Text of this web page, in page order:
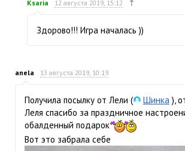
Ksaria 12 августа 2019, 15:12 ↑
Здорово!!! Игра началась ))
anela 13 августа 2019, 10:19
Получила посылку от Лели ( Шинка),
Леля спасибо за праздничное
обалденный подарок
Вот это забрала себе